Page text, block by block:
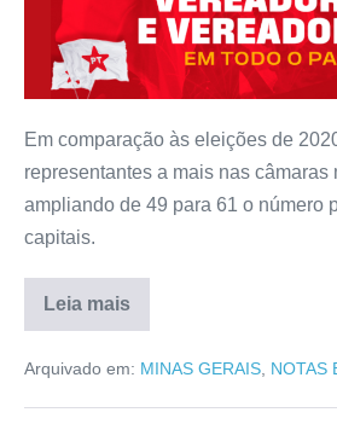
Em comparação às eleições de
representantes a mais nas câmaras
ampliando de 49 para 61 o número
capitais.
Leia mais
Arquivado em: MINAS GERAIS NOTAS